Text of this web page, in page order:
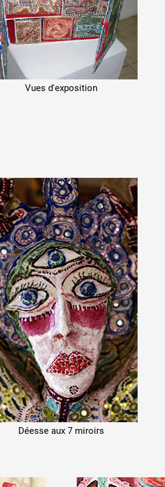
Vues d'exposition
Déesse aux 7 miroirs